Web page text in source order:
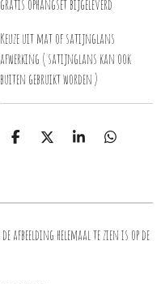
gratis ophangset bijgeleverd
Keuze uit mat of satijnglans
afwerking ( satijnglans kan ook
buiten gebruikt worden )
D
n
D
S
e
D
n
afbeelding helemaal te zien is op de